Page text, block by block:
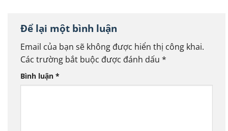
Để lại một bình luận
Email của bạn sẽ không được hiển thị công khai.
Các trường bắt buộc được đánh dấu *
Bình luận *